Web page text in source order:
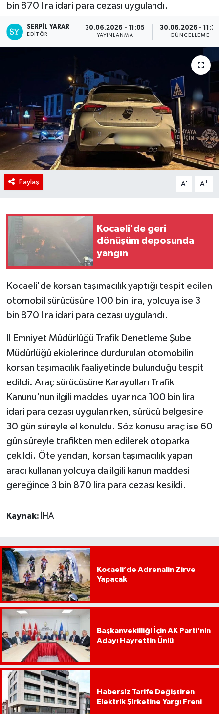
bin 870 lira idari para cezası uygulandı.
SERPİL YARAR
EDITÖR
30.06.2026 - 11:05
YAYINLANMA
30.06.2026 -
GÜNCELLEME
Paylaş A- A+
Kocaeli'de geri
dönüşüm deposunda
yangın
Kocaeli'de korsan taşımacılık yaptığı tespit edilen
otomobil sürücüsüne 100 bin lira, yolcuya ise 3
bin 870 lira idari para cezası uygulandı.
İl Emniyet Müdürlüğü Trafik Denetleme Şube
Müdürlüğü ekiplerince durdurulan otomobilin
korsan taşımacılık faaliyetinde bulunduğu tespit
edildi. Araç sürücüsüne Karayolları Trafik
Kanunu'nun ilgili maddesi uyarınca 100 bin lira
idari para cezası uygulanırken, sürücü belgesine
30 gün süreyle el konuldu. Söz konusu araç ise 60
gün süreyle trafikten men edilerek otoparka
çekildi. Öte yandan, korsan taşımacılık yapan
aracı kullanan yolcuya da ilgili kanun maddesi
gereğince 3 bin 870 lira para cezası kesildi.
Kaynak: İHA
Kocaeli’de Adrenalin Zirve
Yapacak
Başkanvekilliği İçin AK Parti’nin
Adayı Hayrettin Ünlü
Habersiz Tarife Değiştiren
Elektrik Şirketine Yargı Freni